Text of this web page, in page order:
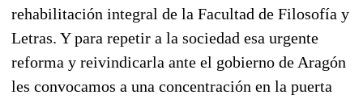
rehabilitación integral de la Facultad de Filosofía y
Letras. Y para repetir a la sociedad esa urgente
reforma y reivindicarla ante el gobierno de Aragón
les convocamos a una concentración en la puerta